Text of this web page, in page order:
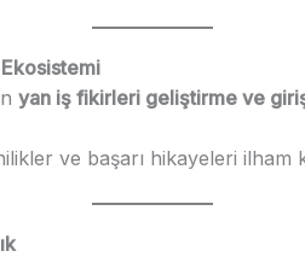
yan iş fikirleri geliştirme ve
ve başarı hikayeleri ilham